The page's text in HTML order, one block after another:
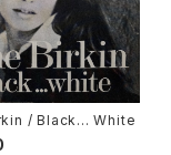
/ Black... White